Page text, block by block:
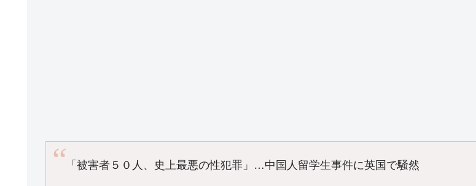
「被害者５０人、史上最悪の性犯罪」…中国人留学生事件に英国で騒然